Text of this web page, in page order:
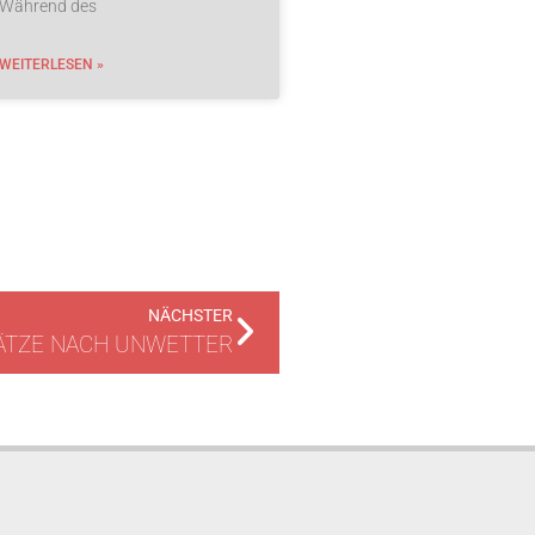
Während des
WEITERLESEN »
NÄCHSTER
NACH UNWETTER